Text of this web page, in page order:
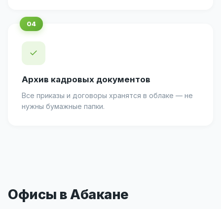
✓
Архив кадровых документов
Все приказы и договоры хранятся в облаке — не
нужны бумажные папки.
Офисы в Абакане